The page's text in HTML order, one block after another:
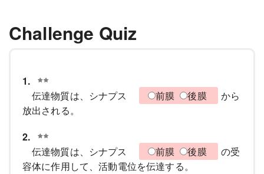
Challenge Quiz
1.
伝達物質は、シナプス
前膜 後膜
から
放出される。
2.
伝達物質は、シナプス
前膜 後膜
の受
容体に作用して、活動電位を伝達する。